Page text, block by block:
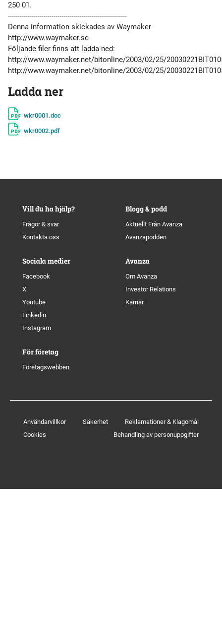
250 01.
------------------------------------------------------------
Denna information skickades av Waymaker
http://www.waymaker.se
Följande filer finns att ladda ned:
http://www.waymaker.net/bitonline/2003/02/25/
http://www.waymaker.net/bitonline/2003/02/25/
Ladda ner
wkr0001.doc
wkr0002.pdf
Vill du ha hjälp?
Frågor & svar
Kontakta oss
Blogg & podd
Aktuellt Från Avanza
Avanzapodden
Sociala medier
Facebook
X
Youtube
Linkedin
Instagram
Avanza
Om Avanza
Investor Relations
Karriär
För företag
Företagswebben
Användarvillkor Säkerhet
Reklamationer & Klagomål
Cookies
Behandling av personuppgifter